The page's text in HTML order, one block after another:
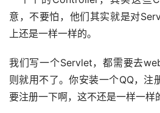
意，不要怕，他们其实就是对
上还是一样一样的。
我们写一个Servlet，都需要去
则就用不了。你安装一个QQ，注
要注册一下啊，这不还是一样一样